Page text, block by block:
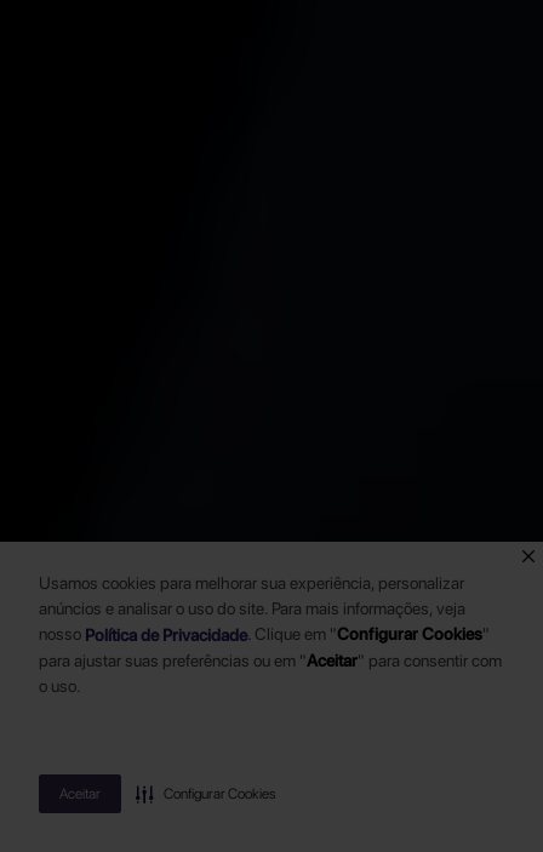
Usamos cookies para melhorar sua experiência, personalizar
anúncios e analisar o uso do site. Para mais informações, veja
nosso Política de Privacidade Clique em "Configurar Cookies"
para ajustar suas preferências ou em "Aceitar" para consentir com
o uso.
Aceitar Configurar Cookies